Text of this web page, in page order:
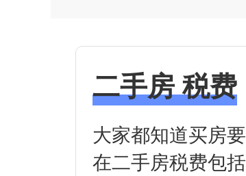
二手房 税费
大家都知道买房
在二手房税费包